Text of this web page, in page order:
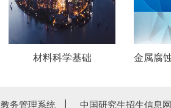
材料科学基础
教务管理系统 中国研究生招生信息网